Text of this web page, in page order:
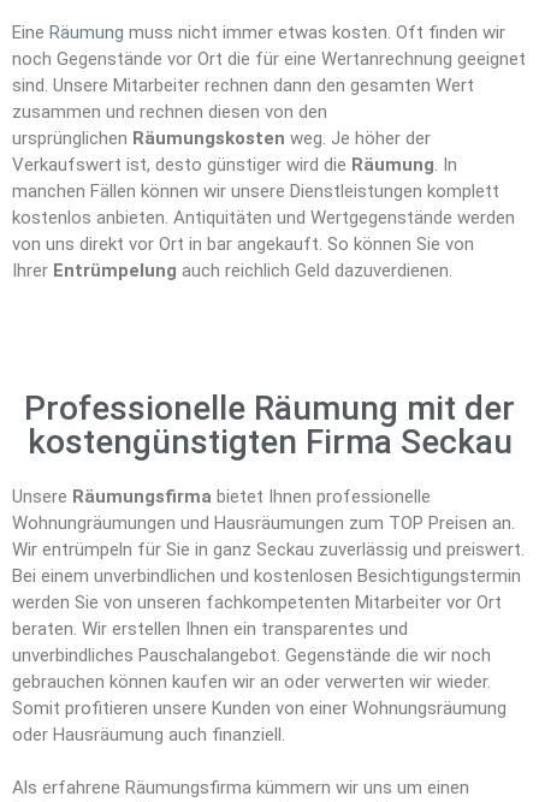
Eine Räumung muss nicht immer etwas kosten. Oft finden wir
noch Gegenstände vor Ort die für eine Wertanrechnung geeignet
sind. Unsere Mitarbeiter rechnen dann den gesamten Wert
zusammen und rechnen diesen von den
ursprünglichen Räumungskosten weg. Je höher der
Verkaufswert ist, desto günstiger wird die Räumung. In
manchen Fällen können wir unsere Dienstleistungen komplett
kostenlos anbieten. Antiquitäten und Wertgegenstände werden
von uns direkt vor Ort in bar angekauft. So können Sie von
Ihrer Entrümpelung auch reichlich Geld dazuverdienen.
Professionelle Räumung mit der
kostengünstigten Firma Seckau
Unsere Räumungsfirma bietet Ihnen professionelle
Wohnungräumungen und Hausräumungen zum TOP Preisen an.
Wir entrümpeln für Sie in ganz Seckau zuverlässig und preiswert.
Bei einem unverbindlichen und kostenlosen Besichtigungstermin
werden Sie von unseren fachkompetenten Mitarbeiter vor Ort
beraten. Wir erstellen Ihnen ein transparentes und
unverbindliches Pauschalangebot. Gegenstände die wir noch
gebrauchen können kaufen wir an oder verwerten wir wieder.
Somit profitieren unsere Kunden von einer Wohnungsräumung
oder Hausräumung auch finanziell.
Als erfahrene Räumungsfirma kümmern wir uns um einen